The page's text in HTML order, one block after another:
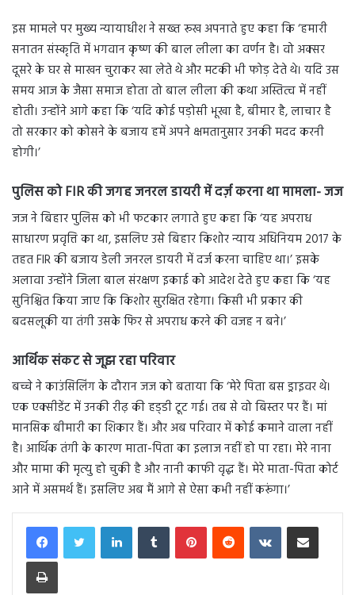
इस मामले पर मुख्य न्यायाधीश ने सख्त रूख अपनाते हुए कहा कि ‘हमारी
सनातन संस्कृति में भगवान कृष्ण की बाल लीला का वर्णन है। वो अक्सर
दूसरे के घर से माखन चुराकर खा लेते थे और मटकी भी फोड़ देते थे। यदि उस
समय आज के जैसा समाज होता तो बाल लीला की कथा अस्तित्व में नहीं
होती। उन्होंने आगे कहा कि ‘यदि कोई पड़ोसी भूखा है, बीमार है, लाचार है
तो सरकार को कोसने के बजाय हमें अपने क्षमतानुसार उनकी मदद करनी
होगी।’
पुलिस को FIR की जगह जनरल डायरी में दर्ज़ करना था मामला- जज
जज ने बिहार पुलिस को भी फटकार लगाते हुए कहा कि ‘यह अपराध
साधारण प्रवृत्ति का था, इसलिए उसे बिहार किशोर न्याय अधिनियम 2017 के
तहत FIR की बजाय डेली जनरल डायरी में दर्ज करना चाहिए था।’ इसके
अलावा उन्होंने जिला बाल संरक्षण इकाई को आदेश देते हुए कहा कि ‘यह
सुनिश्चित किया जाए कि किशोर सुरक्षित रहेगा। किसी भी प्रकार की
बदसलूकी या तंगी उसके फिर से अपराध करने की वजह न बने।’
आर्थिक संकट से जूझ रहा परिवार
बच्चे ने काउंसिलिंग के दौरान जज को बताया कि ‘मेरे पिता बस ड्राइवर थे।
एक एक्सीडेंट में उनकी रीढ़ की हड्‌डी टूट गई। तब से वो बिस्तर पर हैं। मां
मानसिक बीमारी का शिकार हैं। और अब परिवार में कोई कमाने वाला नहीं
है। आर्थिक तंगी के कारण माता-पिता का इलाज नहीं हो पा रहा। मेरे नाना
और मामा की मृत्यु हो चुकी है और नानी काफी वृद्ध हैं। मेरे माता-पिता कोर्ट
आने में असमर्थ हैं। इसलिए अब मैं आगे से ऐसा कभी नहीं करूंगा।’
LinkedInTumblr PinterestReddit VKontakteShare via Email
Print